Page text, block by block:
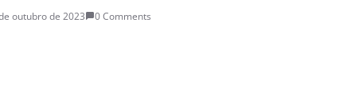
outubro de 2023 0 Comments